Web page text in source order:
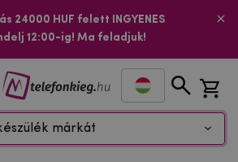
24000 HUF felett INGYENES
12:00-ig! Ma feladjuk!
márkát